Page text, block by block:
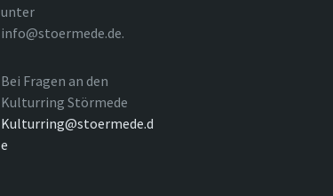
unter
info@stoermede.de.
Bei Fragen an den
Kulturring Störmede
Kulturring@stoermede.d
e